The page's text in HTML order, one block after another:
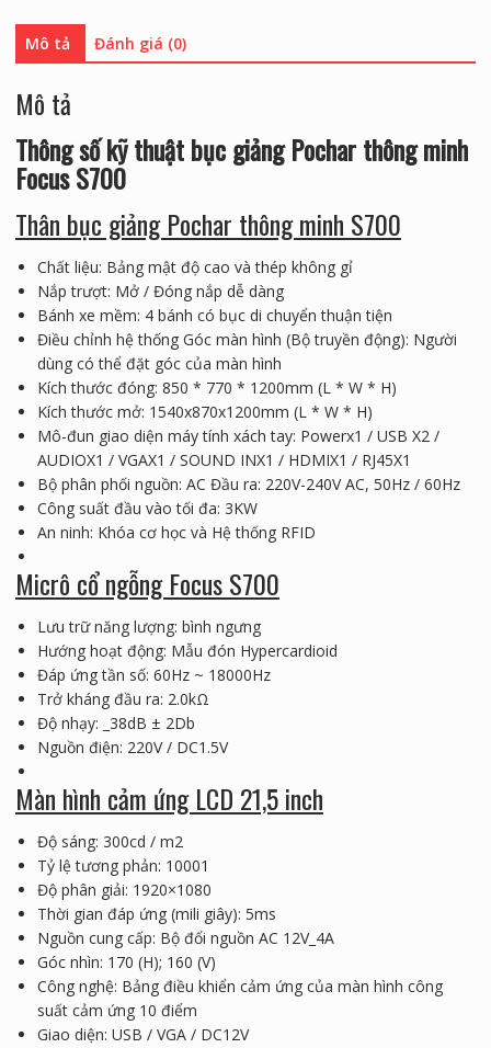
Mô tả Đánh giá (0)
Mô tả
Thông số kỹ thuật bục giảng Pochar thông minh
Focus S700
Thân bục giảng Pochar thông minh S700
Chất liệu: Bảng mật độ cao và thép không gỉ
Nắp trượt: Mở / Đóng nắp dễ dàng
Bánh xe mềm: 4 bánh có bục di chuyển thuận tiện
Điều chỉnh hệ thống Góc màn hình (Bộ truyền động): Người
dùng có thể đặt góc của màn hình
Kích thước đóng: 850 * 770 * 1200mm (L * W * H)
Kích thước mở: 1540x870x1200mm (L * W * H)
Mô-đun giao diện máy tính xách tay: Powerx1 / USB X2 /
AUDIOX1 / VGAX1 / SOUND INX1 / HDMIX1 / RJ45X1
Bộ phân phối nguồn: AC Đầu ra: 220V-240V AC, 50Hz / 60Hz
Công suất đầu vào tối đa: 3KW
An ninh: Khóa cơ học và Hệ thống RFID
Micrô cổ ngỗng Focus S700
Lưu trữ năng lượng: bình ngưng
Hướng hoạt động: Mẫu đón Hypercardioid
Đáp ứng tần số: 60Hz ~ 18000Hz
Trở kháng đầu ra: 2.0kΩ
Độ nhạy: _38dB ± 2Db
Nguồn điện: 220V / DC1.5V
Màn hình cảm ứng LCD 21,5 inch
Độ sáng: 300cd / m2
Tỷ lệ tương phản: 10001
Độ phân giải: 1920×1080
Thời gian đáp ứng (mili giây): 5ms
Nguồn cung cấp: Bộ đổi nguồn AC 12V_4A
Góc nhìn: 170 (H); 160 (V)
Công nghệ: Bảng điều khiển cảm ứng của màn hình công
suất cảm ứng 10 điểm
Giao diện: USB / VGA / DC12V